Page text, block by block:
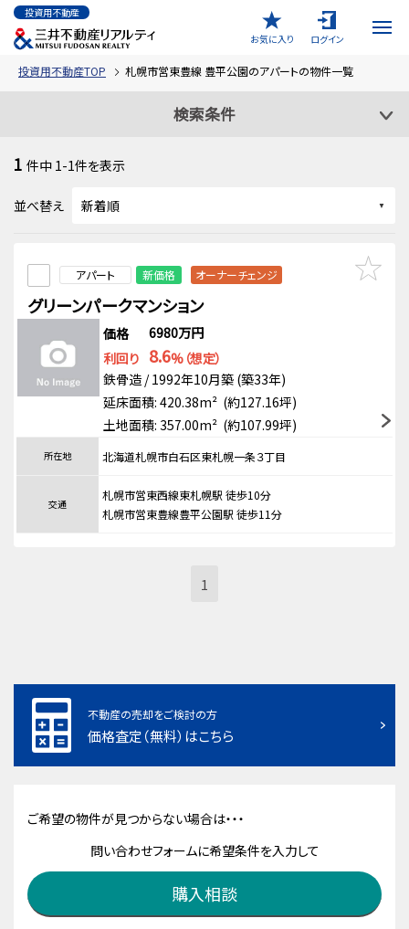
投資用不動産
お気に入り
ログイン
投資用不動産TOP 札幌市営東豊線 豊平公園のアパートの物件一覧
検索条件
1 件中 1-1件を表示
並べ替え
アパート 新価格 オーナーチェンジ
グリーンパークマンション
価格
6980万円
利回り 8.6%（想定）
鉄骨造 / 1992年10月築 (築33年)
延床面積: 420.38m² (約127.16坪)
土地面積: 357.00m² (約107.99坪)
所在地 北海道札幌市白石区東札幌一条３丁目
交通
札幌市営東西線東札幌駅 徒歩10分
札幌市営東豊線豊平公園駅 徒歩11分
1
不動産の売却をご検討の方
価格査定（無料）はこちら
ご希望の物件が見つからない場合は・・・
問い合わせフォームに希望条件を入力して
購入相談